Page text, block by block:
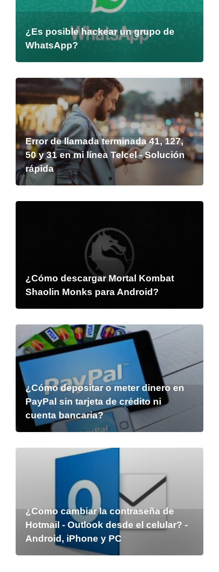
¿Es posible hackear un grupo de
WhatsApp?
Error de llamada terminada 41, 127,
50 y 31 en mi línea Telcel - Solución
rápida
¿Cómo descargar Mortal Kombat
Shaolin Monks para Android?
¿Cómo depositar o meter dinero en
PayPal sin tarjeta de crédito ni
cuenta bancaria?
¿Como cambiar la contraseña de
Hotmail - Outlook desde el celular? -
Android, iPhone y PC